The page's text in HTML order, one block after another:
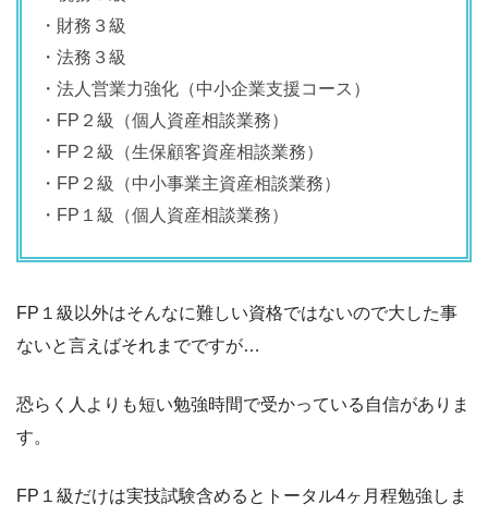
・財務３級
・法務３級
・法人営業力強化（中小企業支援コース）
・FP２級（個人資産相談業務）
・FP２級（生保顧客資産相談業務）
・FP２級（中小事業主資産相談業務）
・FP１級（個人資産相談業務）
FP１級以外はそんなに難しい資格ではないので大した事
ないと言えばそれまでですが…
恐らく人よりも短い勉強時間で受かっている自信がありま
す。
FP１級だけは実技試験含めるとトータル4ヶ月程勉強しま